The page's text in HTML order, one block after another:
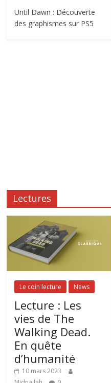
Until Dawn : Découverte
des graphismes sur PS5
Lectures
Le coin lecture News
Lecture : Les
vies de The
Walking Dead.
En quête
d’humanité
10 mars 2023